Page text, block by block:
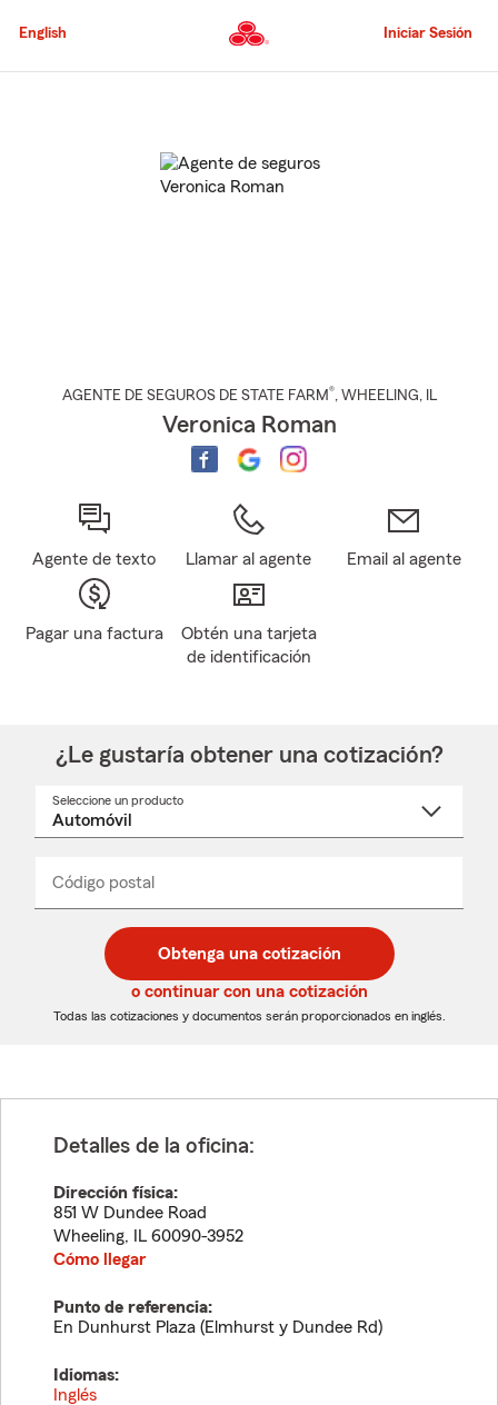
al
principal
English Iniciar Sesión
AGENTE DE SEGUROS DE STATE FARM®, WHEELING, IL
Veronica Roman
Agente de texto Llamar al agente Email al agente
Pagar una factura
Obtén una tarjeta
de identificación
¿Le gustaría obtener una cotización?
Seleccione un producto
desplegable
Código postal
de
5
dígitos
de
5
dígitos
_____
Obtenga una cotización
o continuar con una cotización
Todas las cotizaciones y documentos serán proporcionados en inglés.
Detalles de la oficina:
Dirección física:
851 W Dundee Road
Wheeling, IL 60090-3952
Cómo llegar
Punto de referencia:
En Dunhurst Plaza (Elmhurst y Dundee Rd)
Idiomas:
Inglés